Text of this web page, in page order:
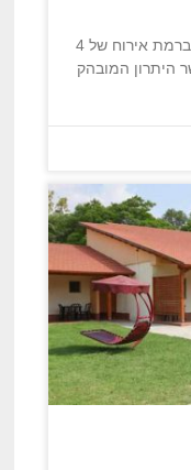
בית המלון חוף רון הינו מלון משפחות ברמת אירוח של 4
היתרון המובהק